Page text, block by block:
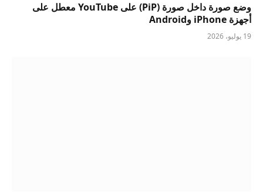
وضع صورة داخل صورة (PiP) على YouTube معطل على
أجهزة iPhone وAndroid
19 يوليو، 2026